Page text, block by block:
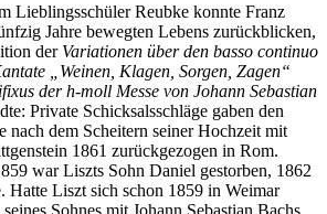
Lieblingsschüler Reubke konnte Franz
Jahre bewegten Lebens zurückblicken,
der Variationen über den basso continuo
„Weinen, Klagen, Sorgen, Zagen“
der h-moll Messe von Johann Sebastian
Private Schicksalsschläge gaben den
nach dem Scheitern seiner Hochzeit mit
1861 zurückgezogen in Rom.
war Liszts Sohn Daniel gestorben, 1862
Hatte Liszt sich schon 1859 in Weimar
Sohnes mit Johann Sebastian Bachs